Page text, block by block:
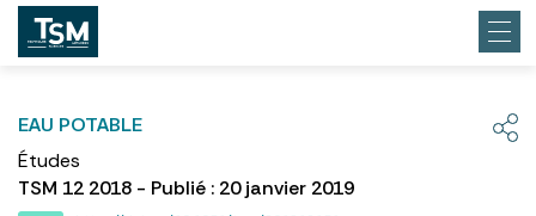
EAU POTABLE
Études
TSM 12 2018 - Publié : 20 janvier 2019